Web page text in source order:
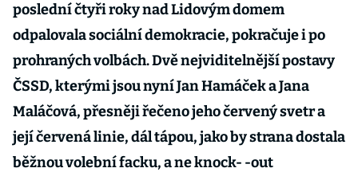
poslední čtyři roky nad Lidovým domem
odpalovala sociální demokracie, pokračuje i po
prohraných volbách. Dvě nejviditelnější postavy
ČSSD, kterými jsou nyní Jan Hamáček a Jana
Maláčová, přesněji řečeno jeho červený svetr a
její červená linie, dál tápou, jako by strana dostala
běžnou volební facku, a ne knock- -out